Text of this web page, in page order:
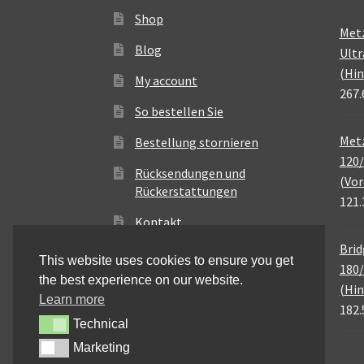
Shop
Blog
My account
So bestellen Sie
Bestellung stornieren
Rücksendungen und
Rückerstattungen
Kontakt
This website uses cookies to ensure you get
the best experience on our website.
Learn more
TechnicalTechnical
MarketingMarketing